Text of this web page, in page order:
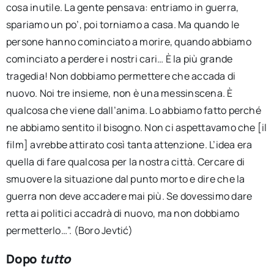
cosa inutile. La gente pensava: entriamo in guerra,
spariamo un po’, poi torniamo a casa. Ma quando le
persone hanno cominciato a morire, quando abbiamo
cominciato a perdere i nostri cari… È la più grande
tragedia! Non dobbiamo permettere che accada di
nuovo. Noi tre insieme, non è una messinscena. È
qualcosa che viene dall’anima. Lo abbiamo fatto perché
ne abbiamo sentito il bisogno. Non ci aspettavamo che [il
film] avrebbe attirato così tanta attenzione. L’idea era
quella di fare qualcosa per la nostra città. Cercare di
smuovere la situazione dal punto morto e dire che la
guerra non deve accadere mai più. Se dovessimo dare
retta ai politici accadrà di nuovo, ma non dobbiamo
permetterlo…”. (Boro Jevtić)
Dopo tutto